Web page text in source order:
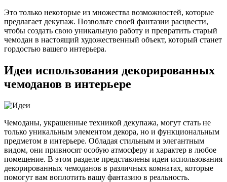
Это только некоторые из множества возможностей, которые
предлагает декупаж. Позвольте своей фантазии расцвести,
чтобы создать свою уникальную работу и превратить старый
чемодан в настоящий художественный объект, который станет
гордостью вашего интерьера.
Идеи использования декорированных
чемоданов в интерьере
Чемоданы, украшенные техникой декупажа, могут стать не
только уникальным элементом декора, но и функциональным
предметом в интерьере. Обладая стильным и элегантным
видом, они привносят особую атмосферу и характер в любое
помещение. В этом разделе представлены идеи использования
декорированных чемоданов в различных комнатах, которые
помогут вам воплотить вашу фантазию в реальность.